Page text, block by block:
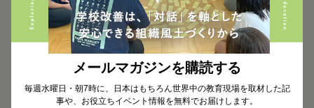
メールマガジンを購読する
毎週水曜日・朝7時に、日本はもちろん世界中の教育現場を取材した記
事や、お役立ちイベント情報を無料でお届けします。